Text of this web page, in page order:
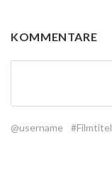
KOMMENTARE
@username #Filmtitel